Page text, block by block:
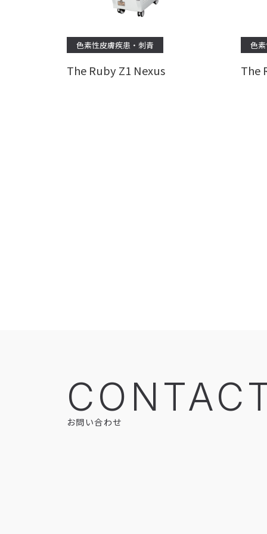
色素性皮膚疾患・刺青
The Ruby Z1 Nexus
色
The
お問い合わせ